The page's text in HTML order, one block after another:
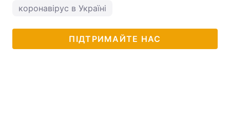
коронавірус в Україні
ПІДТРИМАЙТЕ НАС